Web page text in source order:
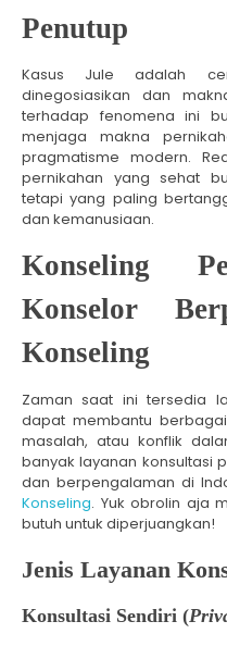
Penutup
Kasus Jule adalah
dinegosiasikan dan
terhadap fenomena ini
menjaga makna
pragmatisme modern.
pernikahan yang sehat
tetapi yang paling
dan kemanusiaan.
Konseling
Konselor
Konseling
Zaman saat ini tersedia
dapat membantu
masalah, atau konflik
banyak layanan konsultasi
dan berpengalaman di
Konseling. Yuk obrolin aja
butuh untuk diperjuangkan!
Jenis Layanan
Konsultasi Sendiri (